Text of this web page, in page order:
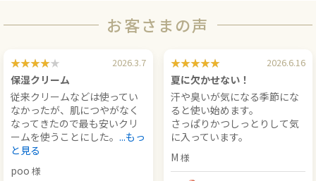
お客さまの声
2026.3.7
保湿クリーム
従来クリームなどは使ってい
なかったが、肌につやがなく
なってきたので最も安いクリ
ームを使うことにした。 ...もっ
と見る
poo
2026.6.16
夏に欠かせない！
汗や臭いが気になる季節にな
ると使い始めます。
さっぱりかつしっとりして気
に入っています。
M